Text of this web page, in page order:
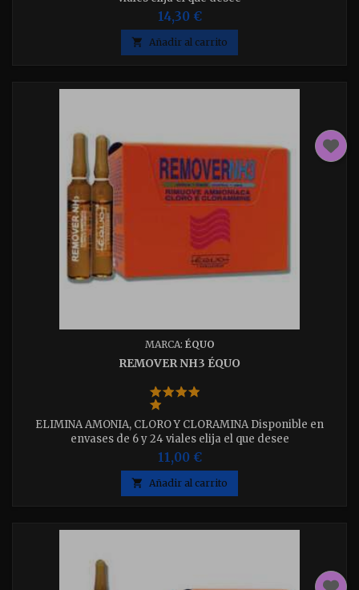
14,30 €
 Añadir al carrito
MARCA: ÉQUO
REMOVER NH3 ÉQUO
ELIMINA AMONIA, CLORO Y CLORAMINA Disponible en
envases de 6 y 24 viales elija el que desee
11,00 €
 Añadir al carrito